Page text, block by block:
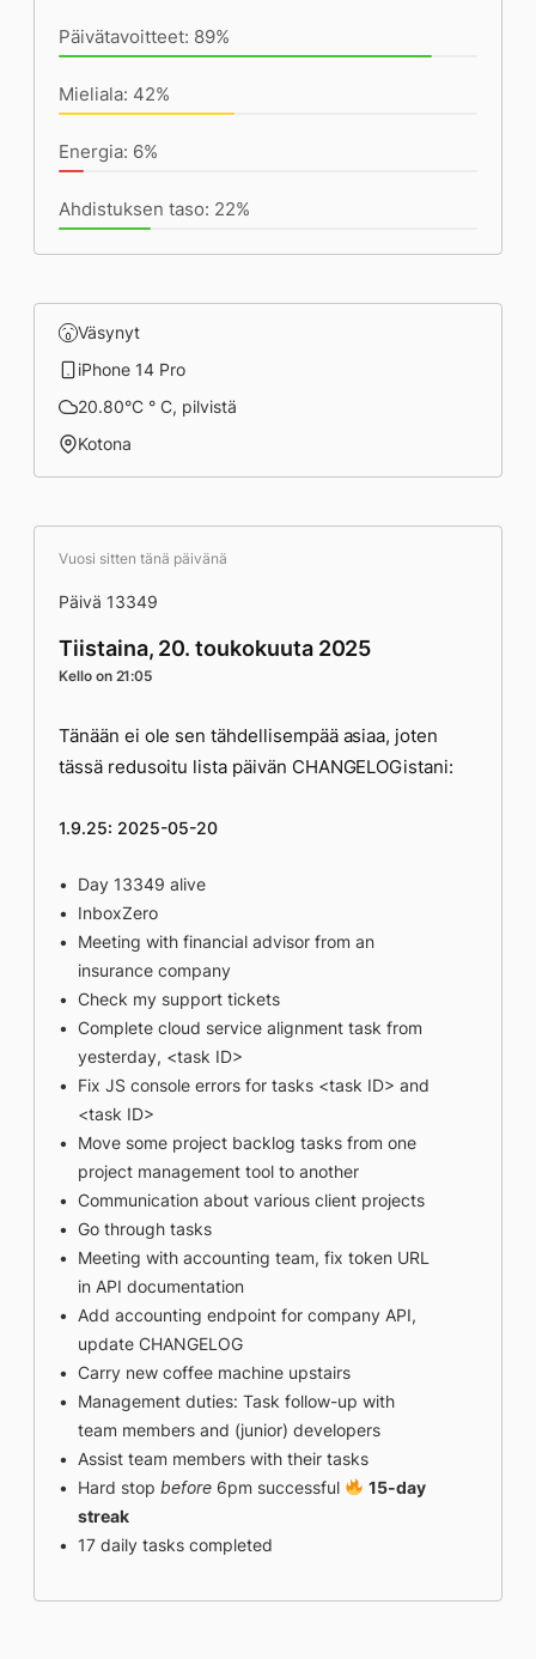
Päivätavoitteet: 89%
Mieliala: 42%
Energia: 6%
Ahdistuksen taso: 22%
Väsynyt
iPhone 14 Pro
20.80°C ° C, pilvistä
Kotona
Vuosi sitten tänä päivänä
Päivä 13349
Tiistaina, 20. toukokuuta 2025
Kello on 21:05
Tänään ei ole sen tähdellisempää asiaa, joten
tässä redusoitu lista päivän CHANGELOGistani:
1.9.25: 2025-05-20
Day 13349 alive
InboxZero
Meeting with financial advisor from an
insurance company
Check my support tickets
Complete cloud service alignment task from
yesterday, <task ID>
Fix JS console errors for tasks <task ID> and
<task ID>
Move some project backlog tasks from one
project management tool to another
Communication about various client projects
Go through tasks
Meeting with accounting team, fix token URL
in API documentation
Add accounting endpoint for company API,
update CHANGELOG
Carry new coffee machine upstairs
Management duties: Task follow-up with
team members and (junior) developers
Assist team members with their tasks
Hard stop before 6pm successful
15-day
streak
17 daily tasks completed